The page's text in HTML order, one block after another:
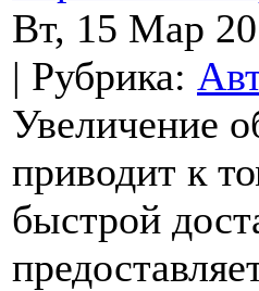
Вт, 15 Мар
| Рубрика:
Увеличение
приводит к
быстрой